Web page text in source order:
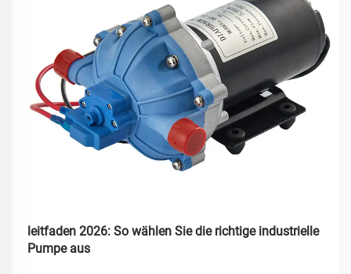
leitfaden 2026: So wählen Sie die richtige industrielle
Pumpe aus